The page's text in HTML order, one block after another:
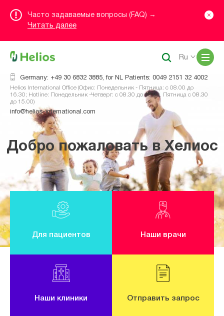
Часто задаваемые вопросы (FAQ) →
Читать далее
Germany: +49 30 6832 3885, for NL Patients: 0049 2151 32 4002
Helios International Office (Офис: Понедельник - Пятница: с 08.00 до
16.30; Hotline: Понедельник -Четверг: с 08.30 до 16.00, Пятница с 08.30
до 15.00)
info@helios-international.com
Ru
Добро пожаловать в Хелиос
Для пациентов Наши врачи
Наши клиники Отправить запрос